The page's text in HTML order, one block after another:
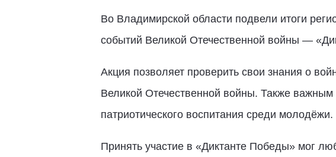
Во Владимирской области подвели итоги
событий Великой Отечественной войны —
Акция позволяет проверить свои знания о
Великой Отечественной войны. Также важным
патриотического воспитания среди молодёжи.
Принять участие в «Диктанте Победы» мог